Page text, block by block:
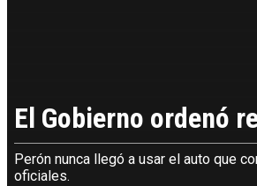
El Gobierno ordenó
Perón nunca llegó a usar el auto que
oficiales.